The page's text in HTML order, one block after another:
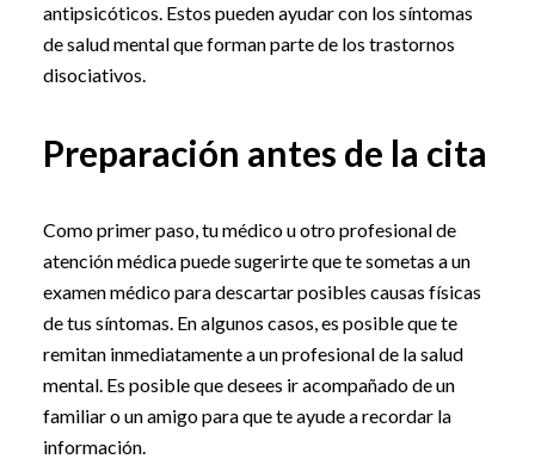
antipsicóticos. Estos pueden ayudar con los síntomas
de salud mental que forman parte de los trastornos
disociativos.
Preparación antes de la cita
Como primer paso, tu médico u otro profesional de
atención médica puede sugerirte que te sometas a un
examen médico para descartar posibles causas físicas
de tus síntomas. En algunos casos, es posible que te
remitan inmediatamente a un profesional de la salud
mental. Es posible que desees ir acompañado de un
familiar o un amigo para que te ayude a recordar la
información.